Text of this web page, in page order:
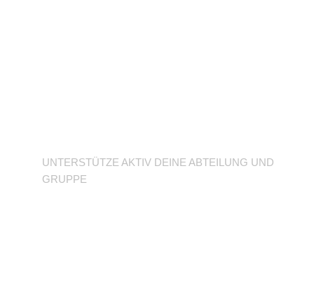
UNTERSTÜTZE AKTIV DEINE ABTEILUNG UND
GRUPPE